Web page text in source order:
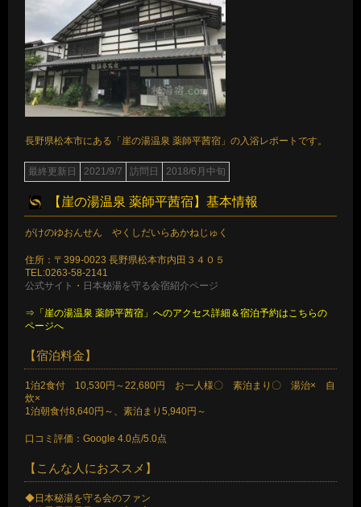
長野県松本市にある「崖の湯温泉 薬師平茜宿」の入浴レポートです。
最終更新日 2021/9/7 訪問日 2018/6月中旬
【崖の湯温泉 薬師平茜宿】基本情報
がけのゆおんせん やくしだいらあかねじゅく
住所：〒399-0023 長野県松本市内田３４０５
TEL:0263-58-2141
公式サイト ・ 日本秘湯を守る会宿紹介ページ
⇒「崖の湯温泉 薬師平茜宿」へのアクセス詳細＆宿泊予約はこちらの
ページへ
【宿泊料金】
1泊2食付 10,530円～22,680円 お一人様〇 素泊まり〇 湯治× 自
炊×
1泊朝食付8,640円～、素泊まり5,940円～
口コミ評価：Google 4.0点/5.0点
【こんな人におススメ】
◆日本秘湯を守る会のファン